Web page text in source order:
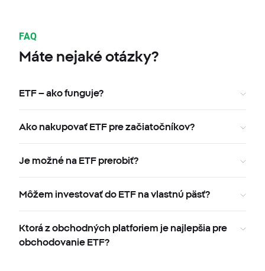
FAQ
Máte nejaké otázky?
ETF – ako funguje?
Ako nakupovať ETF pre začiatočníkov?
Je možné na ETF prerobiť?
Môžem investovať do ETF na vlastnú päsť?
Ktorá z obchodných platforiem je najlepšia pre
obchodovanie ETF?